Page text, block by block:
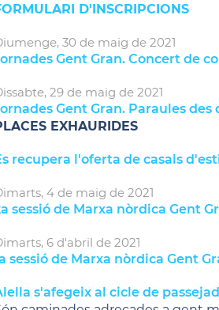
D'INSCRIPCIONS
30 demaig de2021
Gent Gran. Concert de
29 demaig de2021
Gent Gran. Paraules des
EXHAURIDES
recupera l'oferta de casals
4 demaig de2021
sessió de Marxa nòrdica Gent
6 d'abril de2021
sessió de Marxa nòrdica Gent
s'afegeix al cicle de